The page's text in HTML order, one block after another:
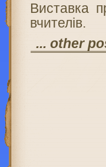
Виставка
вчителів.
... other